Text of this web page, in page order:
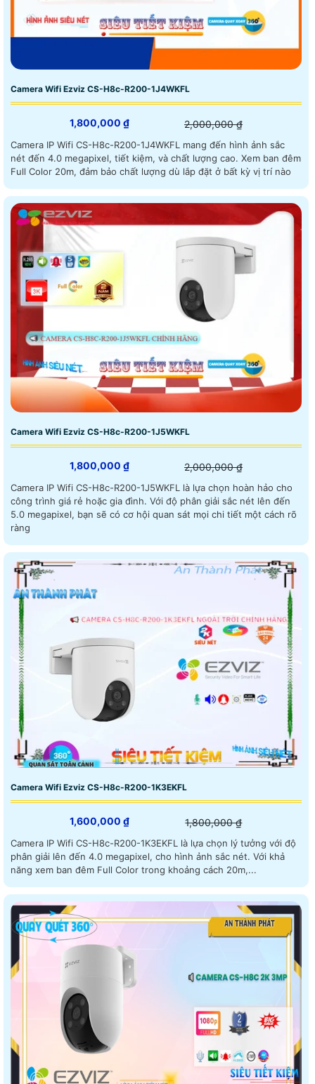
Camera Wifi Ezviz CS-H8c-R200-1J4WKFL
1,800,000 ₫ 2,000,000 ₫
Camera IP Wifi CS-H8c-R200-1J4WKFL mang đến hình ảnh sắc
nét đến 4.0 megapixel, tiết kiệm, và chất lượng cao. Xem ban đêm
Full Color 20m, đảm bảo chất lượng dù lắp đặt ở bất kỳ vị trí nào
Camera Wifi Ezviz CS-H8c-R200-1J5WKFL
1,800,000 ₫ 2,000,000 ₫
Camera IP Wifi CS-H8c-R200-1J5WKFL là lựa chọn hoàn hảo cho
công trình giá rẻ hoặc gia đình. Với độ phân giải sắc nét lên đến
5.0 megapixel, bạn sẽ có cơ hội quan sát mọi chi tiết một cách rõ
ràng
Camera Wifi Ezviz CS-H8c-R200-1K3EKFL
1,600,000 ₫ 1,800,000 ₫
Camera IP Wifi CS-H8c-R200-1K3EKFL là lựa chọn lý tưởng với độ
phân giải lên đến 4.0 megapixel, cho hình ảnh sắc nét. Với khả
năng xem ban đêm Full Color trong khoảng cách 20m,...